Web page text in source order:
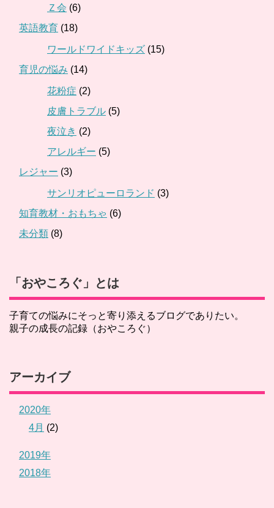
Ｚ会 (6)
英語教育 (18)
ワールドワイドキッズ (15)
育児の悩み (14)
花粉症 (2)
皮膚トラブル (5)
夜泣き (2)
アレルギー (5)
レジャー (3)
サンリオピューロランド (3)
知育教材・おもちゃ (6)
未分類 (8)
「おやころぐ」とは
子育ての悩みにそっと寄り添えるブログでありたい。
親子の成長の記録（おやころぐ）
アーカイブ
2020年
4月 (2)
2019年
2018年